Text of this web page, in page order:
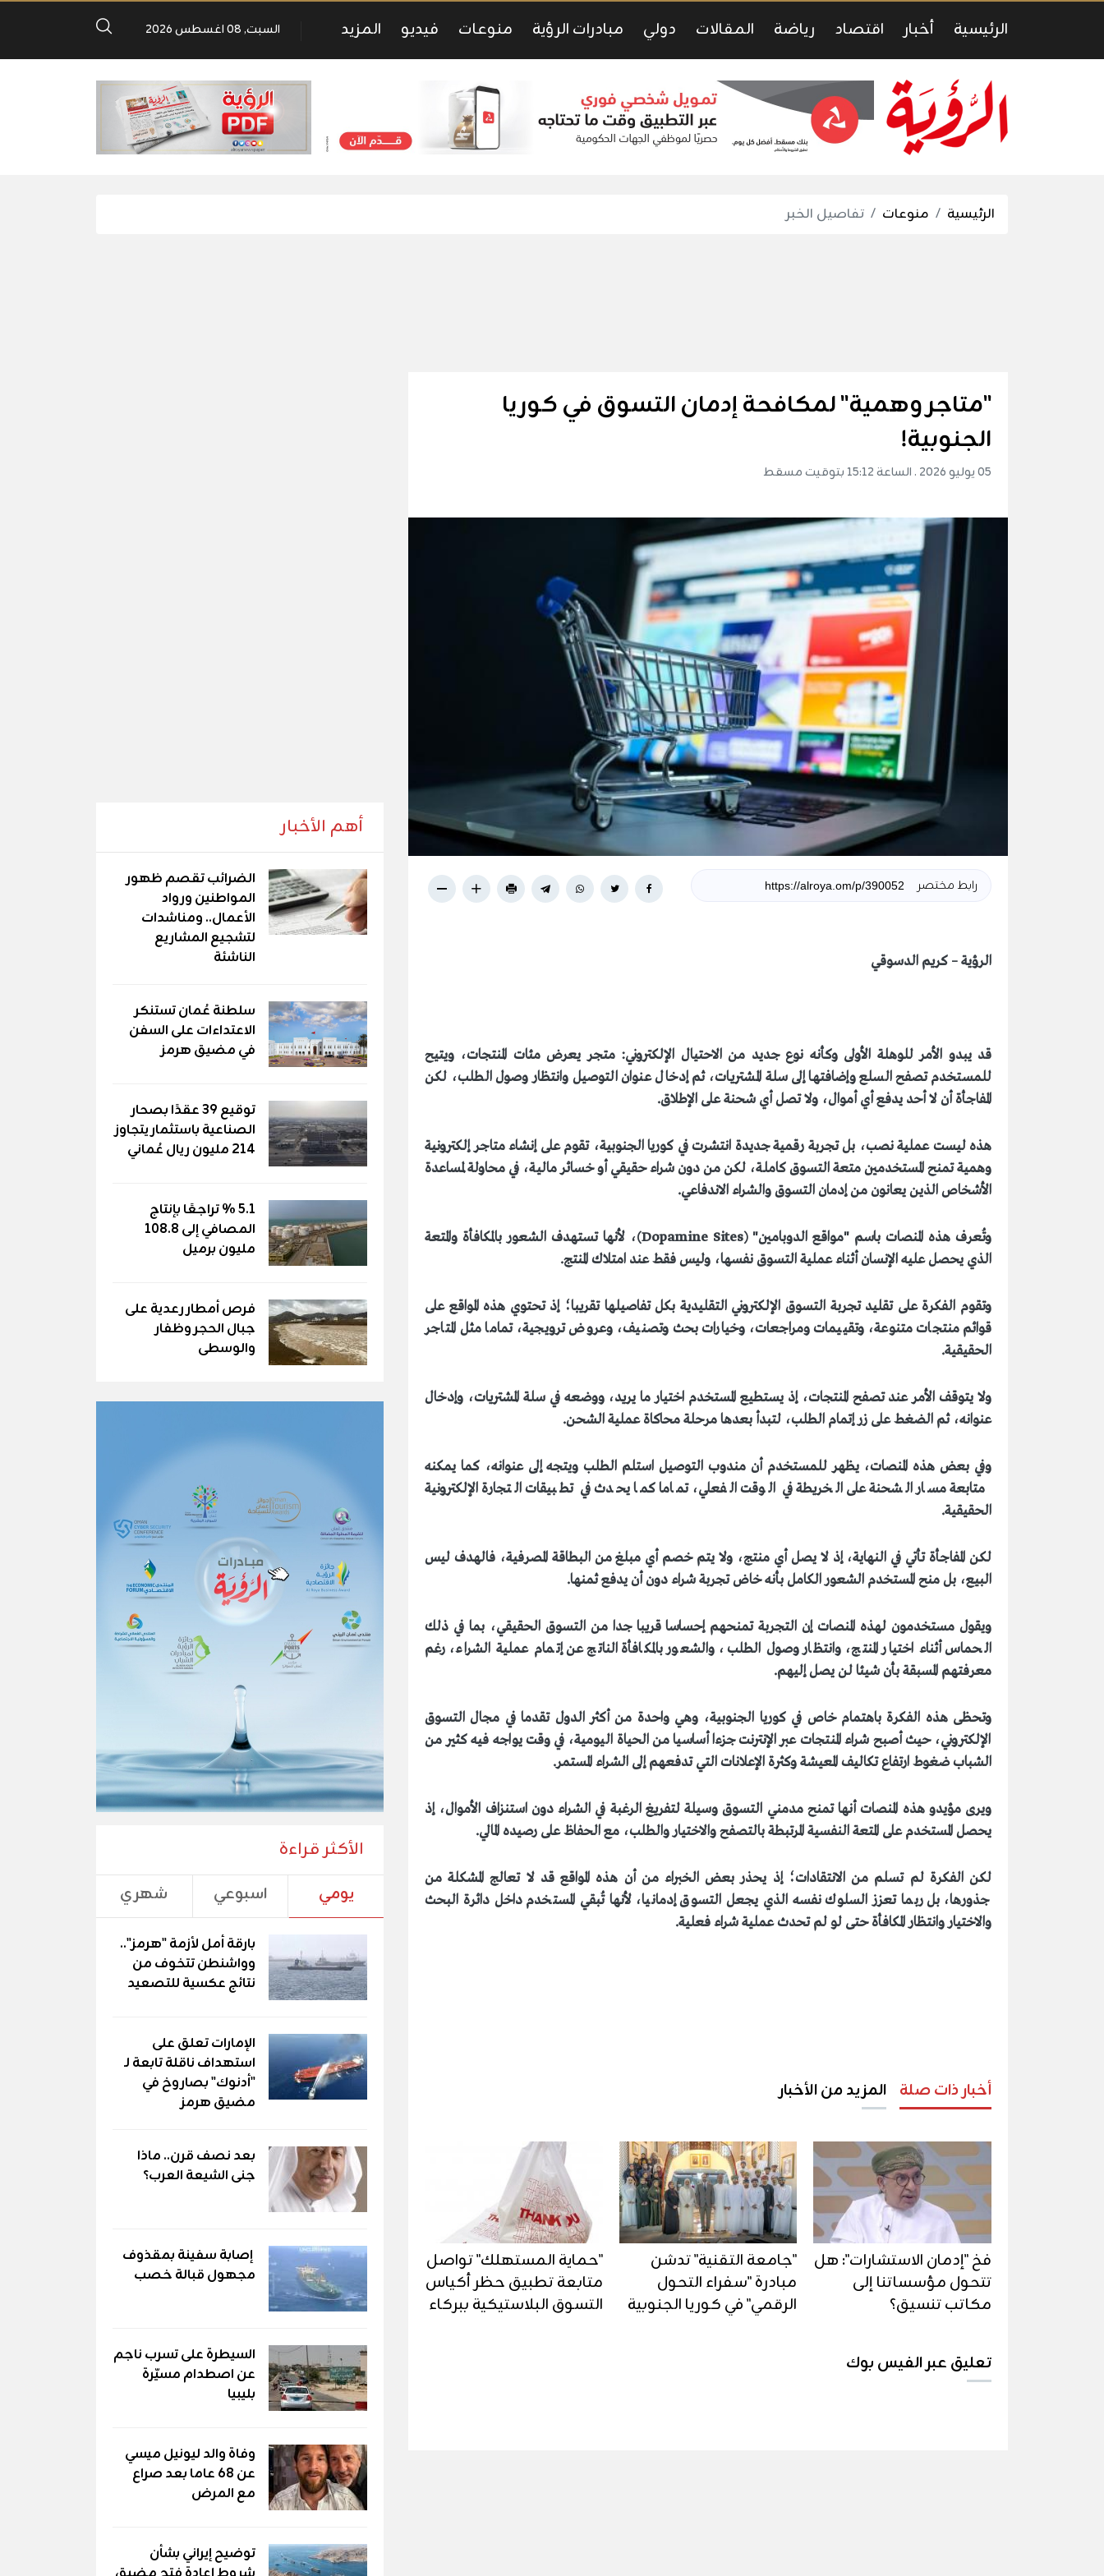
الرئيسية أخبار اقتصاد رياضة المقالات دولي مبادرات الرؤية منوعات فيديو المزيد السبت, 08 اغسطس 2026
الرئيسية منوعات تفاصيل الخبر
"متاجر وهمية" لمكافحة إدمان التسوق في كوريا
الجنوبية!
05 يوليو 2026 . الساعة 15:12 بتوقيت مسقط
رابط مختصر
الرؤية – كريم الدسوقي
قد يبدو الأمر للوهلة الأولى وكأنه نوع جديد من الاحتيال الإلكتروني: متجر يعرض مئات المنتجات، ويتيح
للمستخدم تصفح السلع وإضافتها إلى سلة المشتريات، ثم إدخال عنوان التوصيل وانتظار وصول الطلب، لكن
المفاجأة أن لا أحد يدفع أي أموال، ولا تصل أي شحنة على الإطلاق.
هذه ليست عملية نصب، بل تجربة رقمية جديدة انتشرت في كوريا الجنوبية، تقوم على إنشاء متاجر إلكترونية
وهمية تمنح المستخدمين متعة التسوق كاملة، لكن من دون شراء حقيقي أو خسائر مالية، في محاولة لمساعدة
الأشخاص الذين يعانون من إدمان التسوق والشراء الاندفاعي.
وتُعرف هذه المنصات باسم "مواقع الدوبامين" (Dopamine Sites)
، لأنها تستهدف الشعور بالمكافأة والمتعة
الذي يحصل عليه الإنسان أثناء عملية التسوق نفسها، وليس فقط عند امتلاك المنتج.
وتقوم الفكرة على تقليد تجربة التسوق الإلكتروني التقليدية بكل تفاصيلها تقريبا؛ إذ تحتوي هذه المواقع على
قوائم منتجات متنوعة، وتقييمات ومراجعات، وخيارات بحث وتصنيف، وعروض ترويجية، تماما مثل المتاجر
الحقيقية.
ولا يتوقف الأمر عند تصفح المنتجات، إذ يستطيع المستخدم اختيار ما يريد، ووضعه في سلة المشتريات، وإدخال
عنوانه، ثم الضغط على زر إتمام الطلب، لتبدأ بعدها مرحلة محاكاة عملية الشحن.
وفي بعض هذه المنصات، يظهر للمستخدم أن مندوب التوصيل استلم الطلب ويتجه إلى عنوانه، كما يمكنه
متابعة مسار الشحنة على الخريطة في الوقت الفعلي، تماما كما يحدث في تطبيقات التجارة الإلكترونية
الحقيقية.
لكن المفاجأة تأتي في النهاية، إذلا يصل أي منتج، ولا يتم خصم أي مبلغ من البطاقة المصرفية،فالهدف ليس
البيع، بل منح المستخدم الشعور الكامل بأنه خاض تجربة شراء دون أن يدفع ثمنها.
ويقول مستخدمون لهذه المنصات إن التجربة تمنحهم إحساسا قريبا جدا من التسوق الحقيقي، بما في ذلك
الحماس أثناء اختيار المنتج، وانتظار وصول الطلب، والشعور بالمكافأة الناتج عن إتمام عملية الشراء، رغم
معرفتهم المسبقة بأن شيئا لن يصل إليهم.
وتحظى هذه الفكرة باهتمام خاص في كوريا الجنوبية، وهي واحدة من أكثر الدول تقدما في مجال التسوق
الإلكتروني، حيث أصبح شراء المنتجات عبر الإنترنت جزءا أساسيا من الحياة اليومية، في وقت يواجه فيه كثير من
الشباب ضغوط ارتفاع تكاليف المعيشة وكثرة الإعلانات التي تدفعهم إلى الشراء المستمر.
ويرى مؤيدو هذه المنصات أنها تمنح مدمني التسوق وسيلة لتفريغ الرغبة في الشراء دون استنزاف الأموال، إذ
يحصل المستخدم على المتعة النفسية المرتبطة بالتصفح والاختيار والطلب، مع الحفاظ على رصيده المالي.
لكن الفكرة لم تسلم من الانتقادات؛ إذ يحذر بعض الخبراء من أن هذه المواقع قد لا تعالج المشكلة من
جذورها، بل ربما تعزز السلوك نفسه الذي يجعل التسوق إدمانيا، لأنها تُبقي المستخدم داخل دائرة البحث
والاختيار وانتظار المكافأة حتى لو لم تحدث عملية شراء فعلية.
أخبار ذات صلة المزيد من الأخبار
فخ "إدمان الاستشارات": هل
تتحول مؤسساتنا إلى
مكاتب تنسيق؟
"جامعة التقنية" تدشن
مبادرة "سفراء التحول
الرقمي" في كوريا الجنوبية
"حماية المستهلك" تواصل
متابعة تطبيق حظر أكياس
التسوق البلاستيكية ببركاء
تعليق عبر الفيس بوك
أهم الأخبار
الضرائب تقصم ظهور
المواطنين ورواد
الأعمال.. ومناشدات
لتشجيع المشاريع
الناشئة
سلطنة عُمان تستنكر
الاعتداءات على السفن
في مضيق هرمز
توقيع 39 عقدًا بصحار
الصناعية باستثمار يتجاوز
214 مليون ريال عُماني
5.1 % تراجعًا بإنتاج
المصافي إلى 108.8
مليون برميل
فرص أمطار رعدية على
جبال الحجر وظفار
والوسطى
الأكثر قراءة
يومي اسبوعي شهري
بارقة أمل لأزمة "هرمز"..
وواشنطن تتخوف من
نتائج عكسية للتصعيد
الإمارات تعلق على
استهداف ناقلة تابعة لـ
"أدنوك" بصاروخ في
مضيق هرمز
بعد نصف قرن.. ماذا
جنى الشيعة العرب؟
إصابة سفينة بمقذوف
مجهول قبالة خصب
السيطرة على تسرب ناجم
عن اصطدام مسيّرة
بليبيا
وفاة والد ليونيل ميسي
عن 68 عاما بعد صراع
مع المرض
توضيح إيراني بشأن